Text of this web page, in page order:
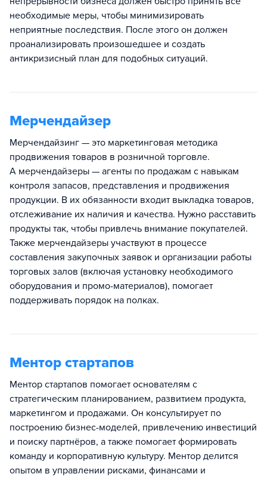
необходимые меры, чтобы минимизировать
неприятные последствия. После этого он должен
проанализировать произошедшее и создать
антикризисный план для подобных ситуаций.
Мерчендайзер
Мерчендайзинг — это маркетинговая методика
продвижения товаров в розничной торговле.
А мерчендайзеры — агенты по продажам с навыкам
контроля запасов, представления и продвижения
продукции. В их обязанности входит выкладка товаров,
отслеживание их наличия и качества. Нужно расставить
продукты так, чтобы привлечь внимание покупателей.
Также мерчендайзеры участвуют в процессе
составления закупочных заявок и организации работы
торговых залов (включая установку необходимого
оборудования и промо-материалов), помогает
поддерживать порядок на полках.
Ментор стартапов
Ментор стартапов помогает основателям с
стратегическим планированием, развитием продукта,
маркетингом и продажами. Он консультирует по
построению бизнес-моделей, привлечению инвестиций
и поиску партнёров, а также помогает формировать
команду и корпоративную культуру. Ментор делится
опытом в управлении рисками, финансами и